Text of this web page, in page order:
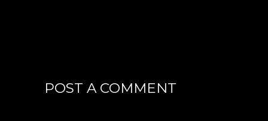
POST A COMMENT